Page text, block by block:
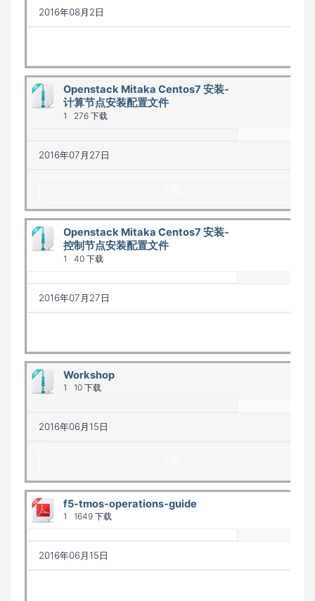
2016年08月2日
Openstack Mitaka Centos7 安装-
计算节点安装配置文件
1 276 下载
2016年07月27日
Openstack Mitaka Centos7 安装-
控制节点安装配置文件
1 40 下载
2016年07月27日
Workshop
1 10 下载
2016年06月15日
f5-tmos-operations-guide
1 1649 下载
2016年06月15日